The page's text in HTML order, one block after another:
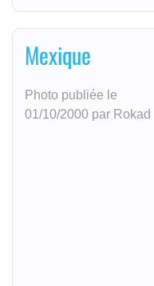
Mexique
Photo publiée le
01/10/2000 par Rokad